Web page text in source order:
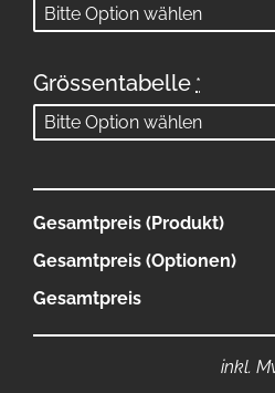
Grössentabelle *
Gesamtpreis (Produkt)
Gesamtpreis (Optionen)
Gesamtpreis
inkl.